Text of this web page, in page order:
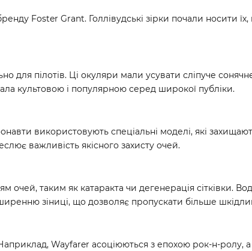
Foster Grant. Голлівудські зірки почали носити
для пілотів. Ці окуляри мали усувати сліпуче
культовою і популярною серед широкої публіки.
використовують спеціальні моделі, які
важливість якісного захисту очей.
таким як катаракта чи дегенерація сітківки.
зіниці, що дозволяє пропускати більше
Wayfarer асоціюються з епохою рок-н-ролу,